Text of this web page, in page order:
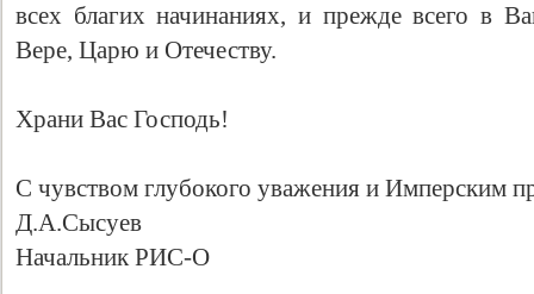
всех благих начинаниях, и прежде всего в
Вере, Царю и Отечеству.
Храни Вас Господь!
С чувством глубокого уважения и Имперским
Д.А.Сысуев
Начальник РИС-О